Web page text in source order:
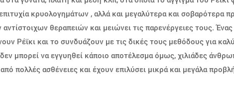
κρυολογημάτων , αλλά και μεγαλύτερα και σοβαρότερα
θεραπειών και μειώνει τις παρενέργειες τους.
Ρέϊκι και το συνδυάζουν με τις δικές τους μεθόδους για
μπορεί να εγγυηθεί κάποιο αποτέλεσμα όμως, χιλιάδες
πολλές ασθένειες και έχουν επιλύσει μικρά και μεγάλα